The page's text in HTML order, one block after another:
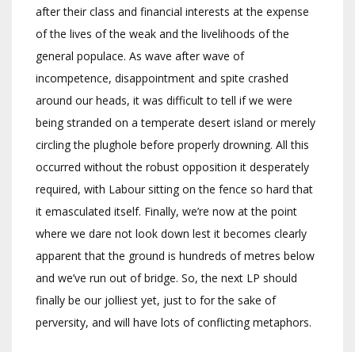
after their class and financial interests at the expense
of the lives of the weak and the livelihoods of the
general populace. As wave after wave of
incompetence, disappointment and spite crashed
around our heads, it was difficult to tell if we were
being stranded on a temperate desert island or merely
circling the plughole before properly drowning. All this
occurred without the robust opposition it desperately
required, with Labour sitting on the fence so hard that
it emasculated itself. Finally, we’re now at the point
where we dare not look down lest it becomes clearly
apparent that the ground is hundreds of metres below
and we’ve run out of bridge. So, the next LP should
finally be our jolliest yet, just to for the sake of
perversity, and will have lots of conflicting metaphors.